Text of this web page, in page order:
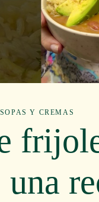
SOPAS Y CREMAS
una